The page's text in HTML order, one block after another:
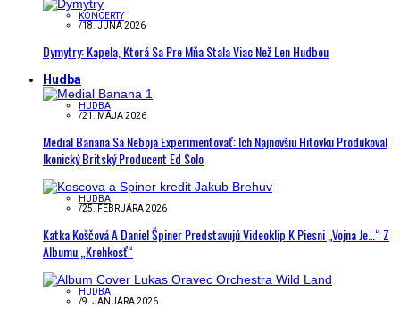
KONCERTY
/18. JÚNA 2026
Dymytry: Kapela, Ktorá Sa Pre Mňa Stala Viac Než Len Hudbou
Hudba
HUDBA
/21. MÁJA 2026
Medial Banana Sa Neboja Experimentovať: Ich Najnovšiu Hitovku Produkoval
Ikonický Britský Producent Ed Solo
HUDBA
/25. FEBRUÁRA 2026
Katka Koščová A Daniel Špiner Predstavujú Videoklip K Piesni „Vojna Je…“ Z
Albumu „Krehkosť“
HUDBA
/9. JANUÁRA 2026